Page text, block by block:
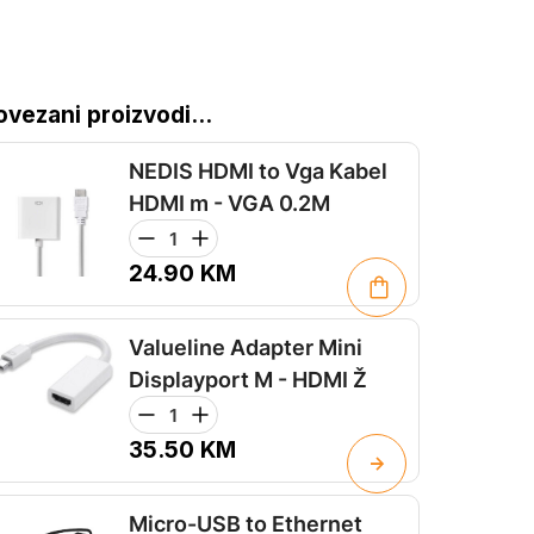
proizvodi...
NEDIS HDMI to Vga Kabel
HDMI m - VGA 0.2M
24.90 KM
Valueline Adapter Mini
Displayport M - HDMI Ž
35.50 KM
Micro-USB to Ethernet